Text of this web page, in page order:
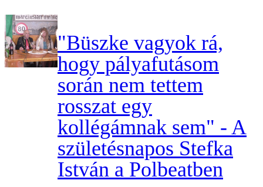
"Büszke vagyok rá,
hogy pályafutásom
során nem tettem
rosszat egy
kollégámnak sem" - A
születésnapos Stefka
István a Polbeatben